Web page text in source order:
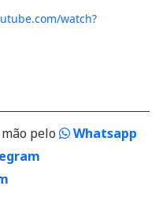
watch?
pelo
Whatsapp